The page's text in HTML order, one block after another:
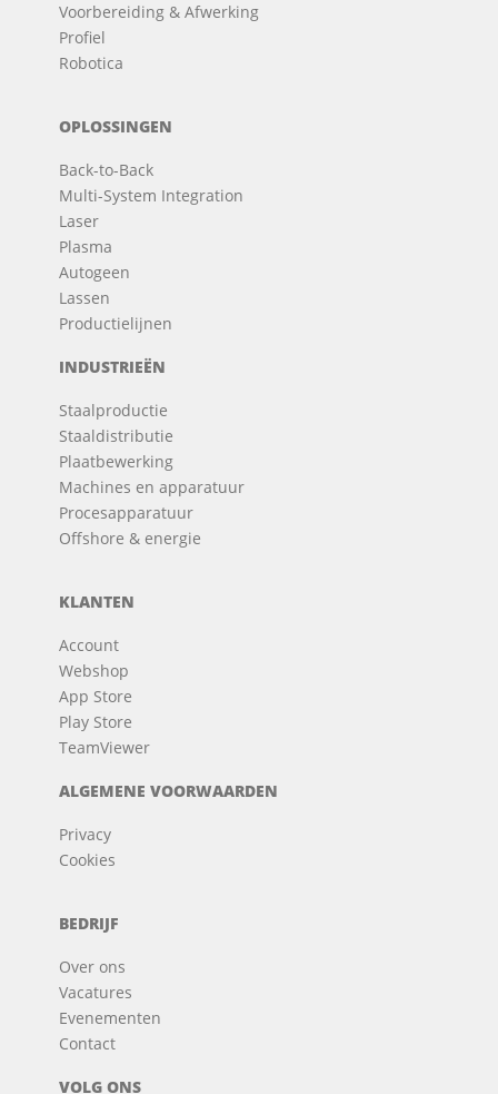
Voorbereiding & Afwerking
Profiel
Robotica
OPLOSSINGEN
Back-to-Back
Multi-System Integration
Laser
Plasma
Autogeen
Lassen
Productielijnen
INDUSTRIEËN
Staalproductie
Staaldistributie
Plaatbewerking
Machines en apparatuur
Procesapparatuur
Offshore & energie
KLANTEN
Account
Webshop
App Store
Play Store
TeamViewer
ALGEMENE VOORWAARDEN
Privacy
Cookies
BEDRIJF
Over ons
Vacatures
Evenementen
Contact
VOLG ONS